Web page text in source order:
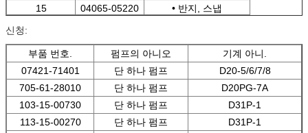
15
04065-05220
• 반지, 스냅
신청:
부품 번호. 펌프의 아니오
기계 아니.
07421-71401
단 하나 펌프
D20-5/6/7/8
705-61-28010
단 하나 펌프
D20PG-7A
103-15-00730
단 하나 펌프
D31P-1
113-15-00270
단 하나 펌프
D31P-1